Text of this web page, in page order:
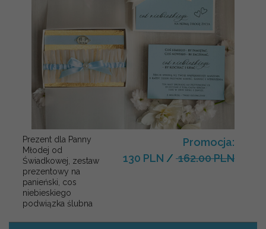
Prezent dla Panny
Młodej od
Świadkowej, zestaw
prezentowy na
panieński, cos
niebieskiego
podwiązka ślubna
Promocja:
130 PLN / 162.00 PLN